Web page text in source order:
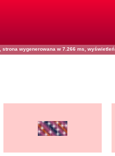
, strona wygenerowana w 7.266 ms, wyświetleń